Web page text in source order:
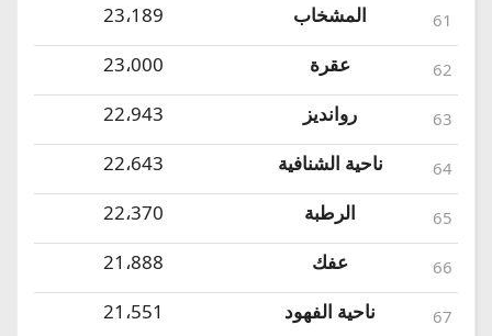
61 المشخاب 23،189
62 عقرة 23،000
63 روانديز 22،943
64 ناحية الشنافية 22،643
65 الرطبة 22،370
66 عفك 21،888
67 ناحية الفهود 21،551